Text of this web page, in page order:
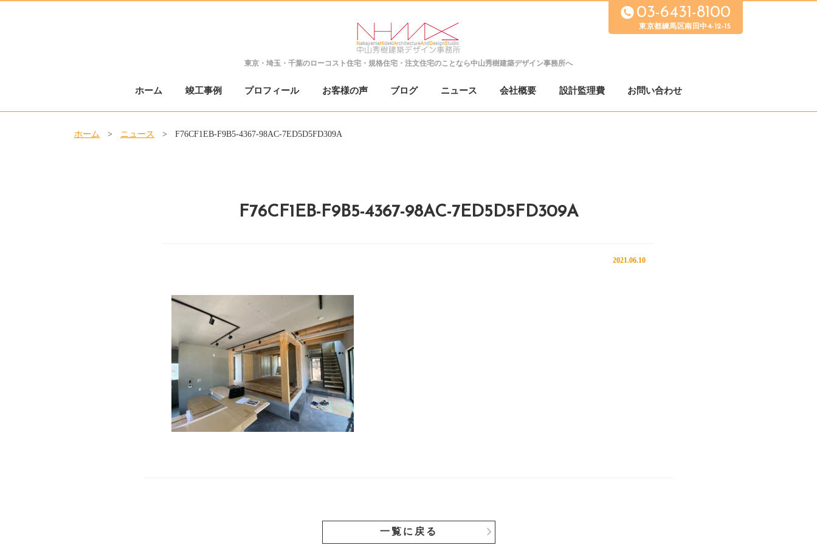
東京・埼玉・千葉の ローコスト住宅・規格住宅・注文住宅のことなら中山秀樹建築デザイン事務所へ
03-6431-8100
東京都練馬区南田中4-12-15
ホーム 竣工事例 プロフィール お客様の声 ブログ ニュース 会社概要 設計監理費 お問い合わせ
ホーム > ニュース > F76CF1EB-F9B5-4367-98AC-7ED5D5FD309A
F76CF1EB-F9B5-4367-98AC-7ED5D5FD309A
2021.06.10
一覧に戻る